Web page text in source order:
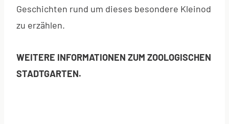
Geschichten rund um dieses besondere Kleinod
zu erzählen.
WEITERE INFORMATIONEN ZUM ZOOLOGISCHEN
STADTGARTEN.